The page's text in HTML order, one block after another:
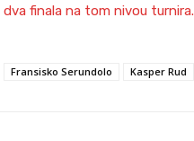
dva finala na tom nivou turnira.
Fransisko Serundolo Kasper Rud